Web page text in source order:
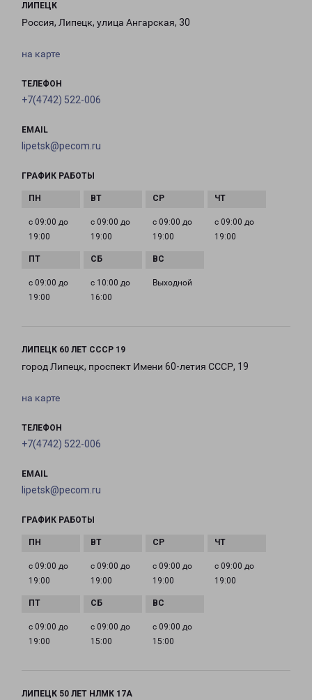
ЛИПЕЦК
Россия, Липецк, улица Ангарская, 30
на карте
ТЕЛЕФОН
+7(4742) 522-006
EMAIL
lipetsk@pecom.ru
ГРАФИК РАБОТЫ
с 09:00 до
19:00
с 09:00 до
19:00
с 09:00 до
19:00
с 09:00 до
19:00
с 09:00 до
19:00
с 10:00 до
16:00
Выходной
ЛИПЕЦК 60 ЛЕТ СССР 19
город Липецк, проспект Имени 60-летия СССР, 19
на карте
ТЕЛЕФОН
+7(4742) 522-006
EMAIL
lipetsk@pecom.ru
ГРАФИК РАБОТЫ
с 09:00 до
19:00
с 09:00 до
19:00
с 09:00 до
19:00
с 09:00 до
19:00
с 09:00 до
19:00
с 09:00 до
15:00
с 09:00 до
15:00
ЛИПЕЦК 50 ЛЕТ НЛМК 17А